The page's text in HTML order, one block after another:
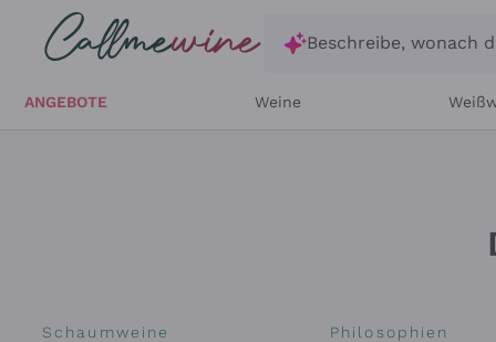
Zum Hauptinhalt springen
Beschreibe, wonach
ANGEBOTE Weine
Schaumweine Philosophien